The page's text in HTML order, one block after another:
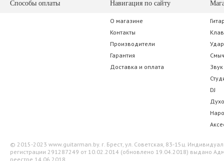
115.50 р.
Способы оплаты Навигация по сайту
О магазине
Контакты
Производители
Гарантия
Доставка и оплата
Звук
DJ
© 2015-2023 www.guitarman.by. г. Брест, ул. Советская, 83-15ц.
регистрации 291287249 от 10.02.2014 (обновлено 19.04.2018) выдано
реестре 14.06.2018.